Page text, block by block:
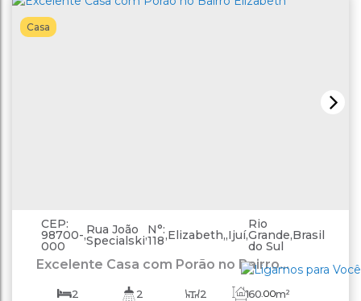
Casa
Excelente Casa com Porão no Bairro
CEP:
98700-
000
,Rua João
Specialski,N°:
118,Elizabeth ,Ijuí,
Rio
Grande
do Sul
,Brasil
2 2 2 160.00m²